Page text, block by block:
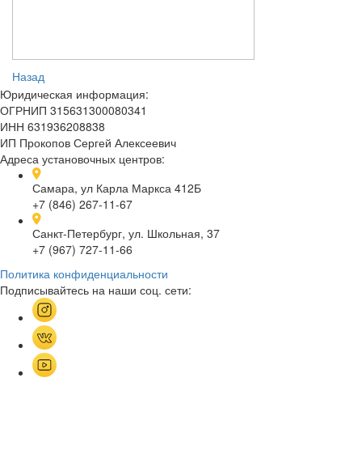
Назад
Юридическая информация:
ОГРНИП 315631300080341
ИНН 631936208838
ИП Прокопов Сергей Алексеевич
Адреса установочных центров:
Самара, ул Карла Маркса 412Б
+7 (846) 267-11-67
Санкт-Петербург, ул. Школьная, 37
+7 (967) 727-11-66
Политика конфиденциальности
Подписывайтесь на наши соц. сети: